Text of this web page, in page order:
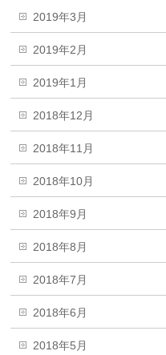
2019年3月
2019年2月
2019年1月
2018年12月
2018年11月
2018年10月
2018年9月
2018年8月
2018年7月
2018年6月
2018年5月